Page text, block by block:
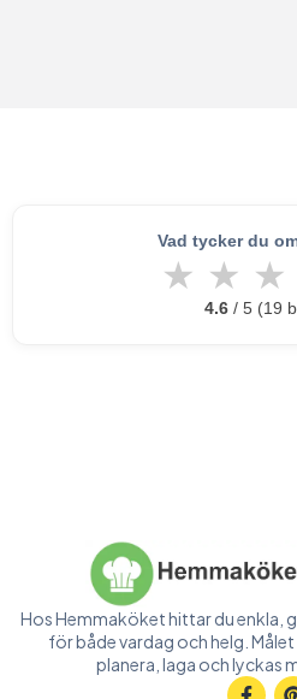
Vad tycker du
★ ★ ★
4.6/ 5 (19
Hos Hemmaköket hittar du enkla,
för både vardag och helg.
planera, laga och lyckas